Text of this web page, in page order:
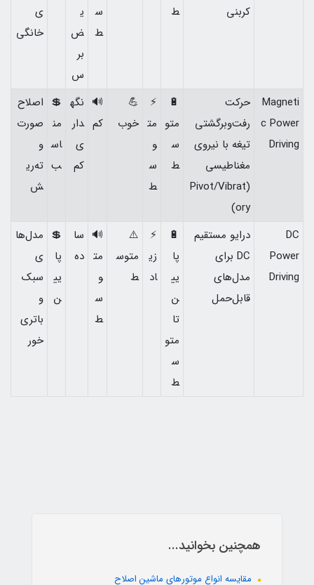
کربنی
ط
س
ط
ی
ض
بر
س
ی
خانگی
Magneti
c Power
Driving
حرکت
رفت‌وبرگشتی
تیغه با نیروی
مغناطیسی
(Pivot/Vibrat
ory)
🔋
متو
س
ط
⚡
مت
و
س
ط
💪
خوب
🔊
کم
نگه
دار
ی
کم
💲
من
اس
ب
اصلاح
صورت
و
ته‌ری
ش
DC
Power
Driving
درایو مستقیم
DC برای
مدل‌های
قابل‌حمل
🔋
پا
یی
ن
تا
متو
س
ط
⚡
زی
اد
⚠️
متوس
ط
🔊
مت
و
س
ط
سا
ده
💲
پا
یی
ن
مدل‌ها
ی
سبک
و
باتری‌
خور
همچنین بخوانید...
مقایسه انواع موتورهای ماشین اصلاح